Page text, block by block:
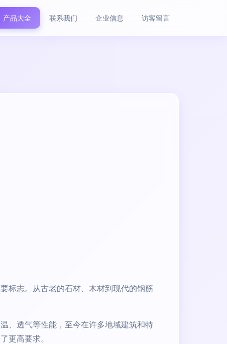
产品大全 联系我们 企业信息 访客留言
标志。从古老的石材、木材到现代的钢筋
、透气等性能，至今在许多地域建筑和特
更高要求。